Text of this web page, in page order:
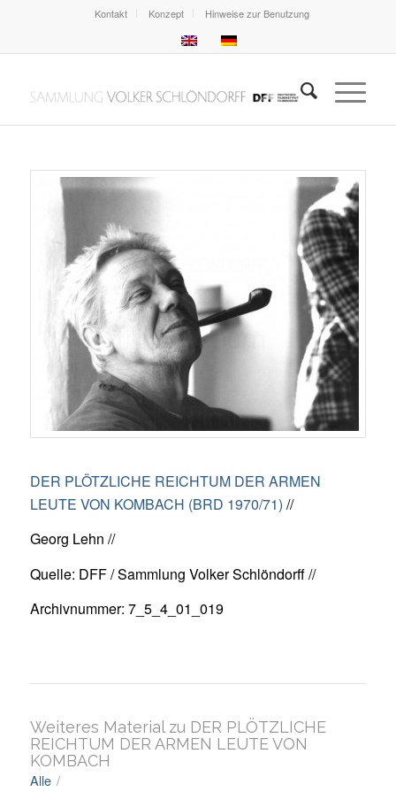
Kontakt Konzept Hinweise zur Benutzung
DER PLÖTZLICHE REICHTUM DER ARMEN
LEUTE VON KOMBACH (BRD 1970/71) //
Georg Lehn //
Quelle: DFF / Sammlung Volker Schlöndorff //
Archivnummer: 7_5_4_01_019
Weiteres Material zu DER PLÖTZLICHE
REICHTUM DER ARMEN LEUTE VON
KOMBACH
Alle /